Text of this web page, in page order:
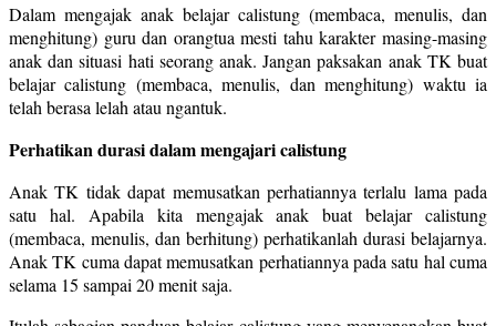
Dalam mengajak anak belajar calistung (membaca, menulis, dan
menghitung) guru dan orangtua mesti tahu karakter masing-masing
anak dan situasi hati seorang anak. Jangan paksakan anak TK buat
belajar calistung (membaca, menulis, dan menghitung) waktu ia
telah berasa lelah atau ngantuk.
Perhatikan durasi dalam mengajari calistung
Anak TK tidak dapat memusatkan perhatiannya terlalu lama pada
satu hal. Apabila kita mengajak anak buat belajar calistung
(membaca, menulis, dan berhitung) perhatikanlah durasi belajarnya.
Anak TK cuma dapat memusatkan perhatiannya pada satu hal cuma
selama 15 sampai 20 menit saja.